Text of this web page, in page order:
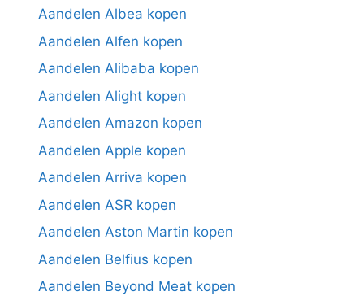
Aandelen Albea kopen
Aandelen Alfen kopen
Aandelen Alibaba kopen
Aandelen Alight kopen
Aandelen Amazon kopen
Aandelen Apple kopen
Aandelen Arriva kopen
Aandelen ASR kopen
Aandelen Aston Martin kopen
Aandelen Belfius kopen
Aandelen Beyond Meat kopen